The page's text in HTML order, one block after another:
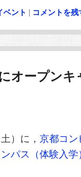
ント | コメントを残
オープンキ
）に， 京都コ
パス（体験入学